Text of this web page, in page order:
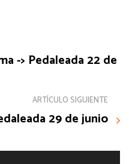
-> Pedaleada 22 de
ARTÍCULO SIGUIENTE
29 de junio